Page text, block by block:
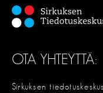
OTA YHTEYTTÄ:
Sirkuksen tiedotuskeskus